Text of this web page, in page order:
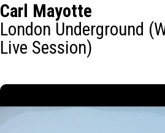
Carl Mayotte
London Underground
Live Session)